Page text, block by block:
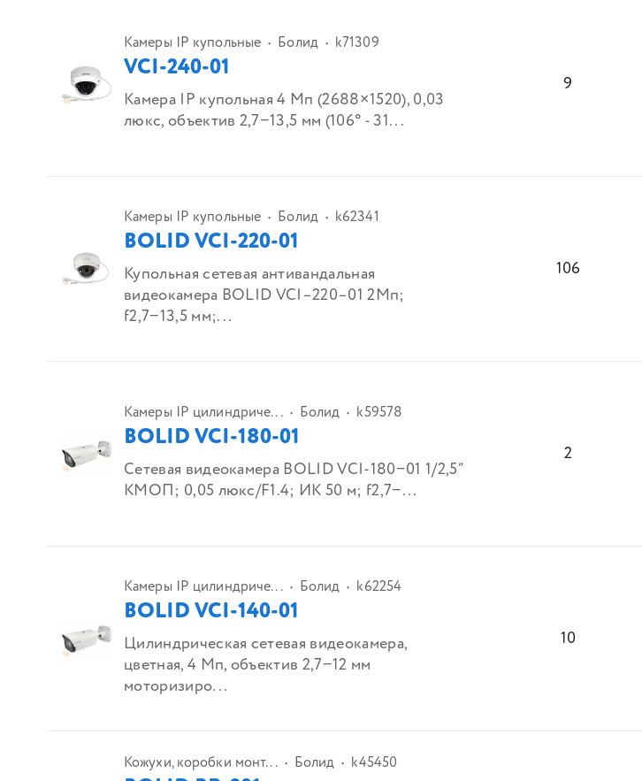
Камеры IP купольные Болид k71309
VCI-240-01
Камера IP купольная 4 Мп (2688×1520), 0,03
люкс, объектив 2,7−13,5 мм (106° - 31...
9
Камеры IP купольные Болид k62341
BOLID VCI-220-01
Купольная сетевая антивандальная
видеокамера BOLID VCI–220–01 2Мп;
f2,7−13,5 мм;...
106
Камеры IP цилиндриче... Болид k59578
BOLID VCI-180-01
Сетевая видеокамера BOLID VCI-180−01 1/2,5”
КМОП; 0,05 люкс/F1.4; ИК 50 м; f2,7−...
2
Камеры IP цилиндриче... Болид k62254
BOLID VCI-140-01
Цилиндрическая сетевая видеокамера,
цветная, 4 Мп, объектив 2,7−12 мм
моторизиро...
10
Кожухи, коробки монт... Болид k45450